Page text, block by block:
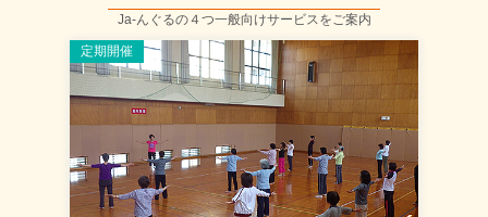
Ja-んぐるの４つ一般向けサービスをご案内
定期開催